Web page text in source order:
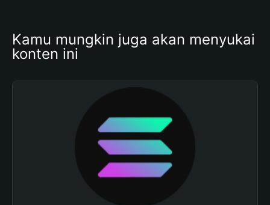
Kamu mungkin juga akan menyukai
konten ini